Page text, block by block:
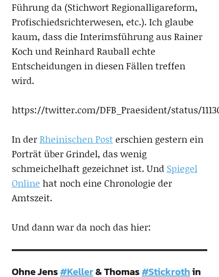
Führung da (Stichwort Regionalligareform,
Profischiedsrichterwesen, etc.). Ich glaube
kaum, dass die Interimsführung aus Rainer
Koch und Reinhard Rauball echte
Entscheidungen in diesen Fällen treffen
wird.
https://twitter.com/DFB_Praesident/status/
In derRheinischen Posterschien gestern ein
Porträt über Grindel, das wenig
schmeichelhaft gezeichnet ist. Und Spiegel
Online hat noch eine Chronologie der
Amtszeit.
Und dann war da noch das hier:
Ohne Jens#Keller& Thomas#Stickrothin